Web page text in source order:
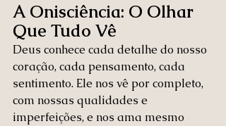
A Onisciência: O Olhar
Que Tudo Vê
Deus conhece cada detalhe do nosso
coração, cada pensamento, cada
sentimento. Ele nos vê por completo,
com nossas qualidades e
imperfeições, e nos ama mesmo